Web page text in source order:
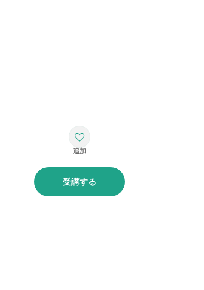
受講する